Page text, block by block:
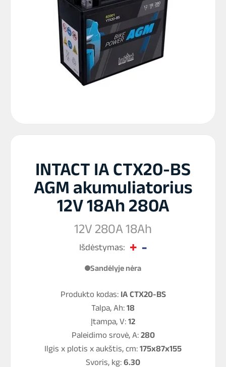
INTACT IA CTX20-BS
AGM akumuliatorius
12V 18Ah 280A
12V 280A 18Ah
Išdėstymas:
Sandėlyje nėra
Produkto kodas: IA CTX20-BS
Talpa, Ah: 18
Įtampa, V: 12
Paleidimo srovė, A: 280
Ilgis x plotis x aukštis, cm: 175x87x155
Svoris, kg: 6.30